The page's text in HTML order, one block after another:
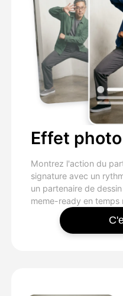
Effet
Montrez l'action du
signature avec un
un partenaire de
meme-ready en temps